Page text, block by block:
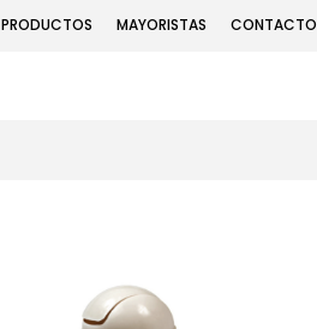
PRODUCTOS MAYORISTAS CONTACTO